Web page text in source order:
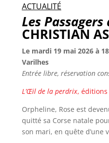
ACTUALITÉ
Les
CHRISTIAN
Le mardi 19 mai 2026 à
Varilhes
Entrée libre, réservation
L’Œil de la perdrix,
Orpheline, Rose est
quitté sa Corse natale
son mari, en quête d’une